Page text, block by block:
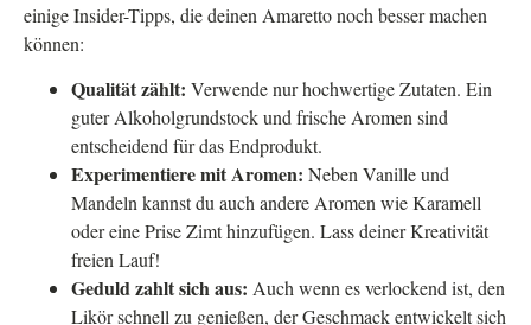
einige Insider-Tipps, die deinen Amaretto noch besser machen
können:
Qualität zählt: Verwende nur hochwertige Zutaten. Ein
guter Alkoholgrundstock und frische Aromen sind
entscheidend für das Endprodukt.
Experimentiere mit Aromen: Neben Vanille und
Mandeln kannst du auch andere Aromen wie Karamell
oder eine Prise Zimt hinzufügen. Lass deiner Kreativität
freien Lauf!
Geduld zahlt sich aus: Auch wenn es verlockend ist, den
Likör schnell zu genießen, der Geschmack entwickelt sich